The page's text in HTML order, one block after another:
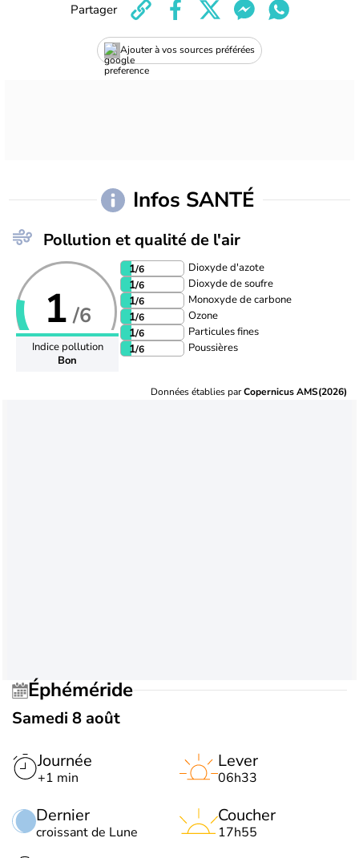
Ajouter à vos sources préférées
Partager
Infos SANTÉ
Pollution et qualité de l'air
1 /6
Indice pollution
Bon
1/6 Dioxyde d'azote
1/6 Dioxyde de soufre
1/6 Monoxyde de carbone
1/6 Ozone
1/6 Particules fines
1/6 Poussières
Données établies parCopernicus AMS(2026)
Éphéméride
Samedi 8 août
Journée
+1 min
Dernier
croissant de Lune
Lever
06h33
Coucher
17h55